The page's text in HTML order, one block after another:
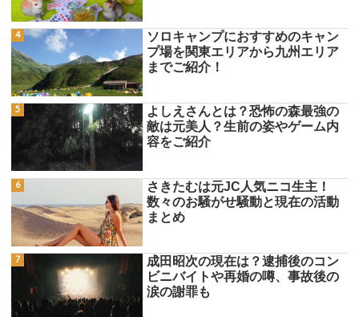
ソロキャンプにおすすめのキャン
プ場を関東エリアから九州エリア
までご紹介！
よしえさんとは？恐怖の森最強の
敵は元美人？生前の姿やゲーム内
容をご紹介
さきたむは元JC人気ニコ生主！
数々のお騒がせ騒動と現在の活動
まとめ
成田昭次の現在は？逮捕後のコン
ビニバイトや再婚の噂、事故後の
涙の謝罪も